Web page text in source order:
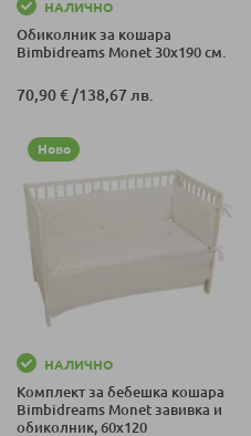
НАЛИЧНО
Обиколник за кошара
Bimbidreams Monet 30x190 см.
70,90 € /138,67 лв.
Ново
НАЛИЧНО
Комплект за бебешка кошара
Bimbidreams Monet завивка и
обиколник, 60x120